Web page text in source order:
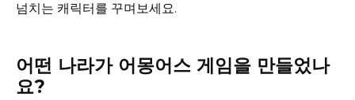
넘치는 캐릭터를 꾸며보세요.
어떤 나라가 어몽어스 게임을 만들었나
요?